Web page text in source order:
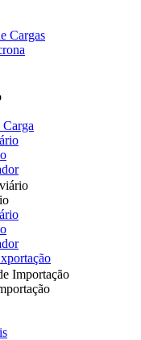
Cargas
Importação